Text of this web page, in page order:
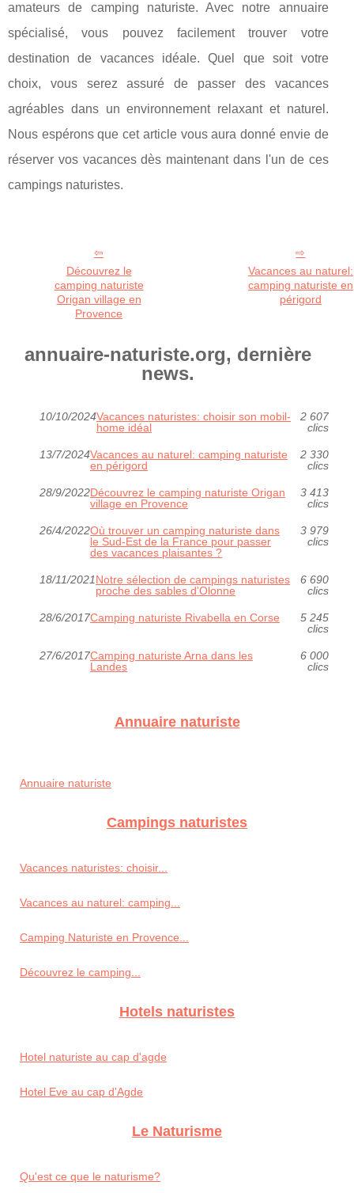
amateurs de camping naturiste. Avec notre annuaire
spécialisé, vous pouvez facilement trouver votre
destination de vacances idéale. Quel que soit votre
choix, vous serez assuré de passer des vacances
agréables dans un environnement relaxant et naturel.
Nous espérons que cet article vous aura donné envie de
réserver vos vacances dès maintenant dans l'un de ces
campings naturistes.
Découvrez le
camping naturiste
Origan village en
Provence
Vacances au naturel:
camping naturiste en
périgord
annuaire-naturiste.org, dernière
news.
10/10/2024Vacances naturistes: choisir son mobil-
home idéal
2 607
clics
13/7/2024Vacances au naturel: camping naturiste
en périgord
2 330
clics
28/9/2022Découvrez le camping naturiste Origan
village en Provence
3 413
clics
26/4/2022Où trouver un camping naturiste dans
le Sud-Est de la France pour passer
des vacances plaisantes ?
3 979
clics
18/11/2021Notre sélection de campings naturistes
proche des sables d'Olonne
6 690
clics
28/6/2017Camping naturiste Rivabella en Corse
5 245
clics
27/6/2017Camping naturiste Arna dans les
Landes
6 000
clics
Annuaire naturiste
Annuaire naturiste
Campings naturistes
Vacances naturistes: choisir...
Vacances au naturel: camping...
Camping Naturiste en Provence...
Découvrez le camping...
Hotels naturistes
Hotel naturiste au cap d'agde
Hotel Eve au cap d'Agde
Le Naturisme
Qu'est ce que le naturisme?